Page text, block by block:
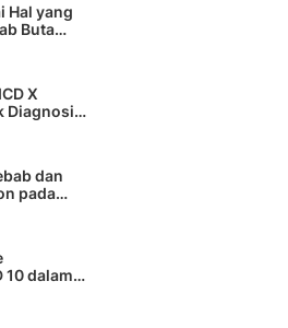
Hal yang
Buta
X
Diagnosis
dan
pada
10 dalam